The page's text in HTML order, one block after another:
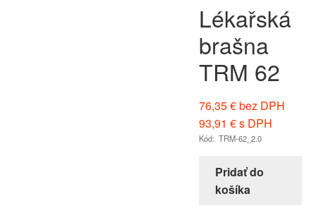
Lékařská
brašna
TRM 62
76,35€bez DPH
93,91 €s DPH
Kód: TRM-62_2.0
Pridať do
košíka